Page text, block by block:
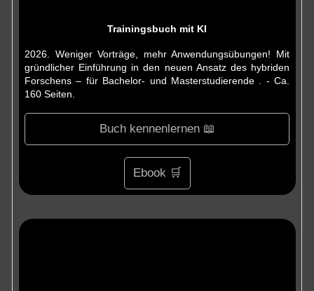
Trainingsbuch mit KI
2026. Weniger Vorträge, mehr Anwendungsübungen! Mit
gründlicher Einführung in den neuen Ansatz des hybriden
Forschens – für Bachelor- und Masterstudierende . - Ca.
160 Seiten.
Buch kennenlernen 📖
Ebook 🛒